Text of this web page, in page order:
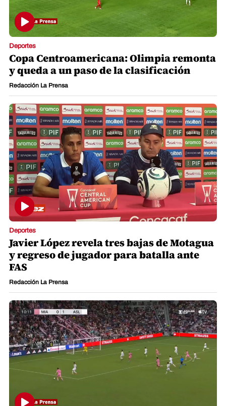
Deportes
Copa Centroamericana: Olimpia remonta
y queda a un paso de la clasificación
Redacción La Prensa
Deportes
Javier López revela tres bajas de Motagua
y regreso de jugador para batalla ante
FAS
Redacción La Prensa